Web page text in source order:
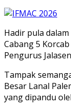
Hadir pula
Cabang 5
Pengurus
Tampak
Besar Lanal
yang dipandu